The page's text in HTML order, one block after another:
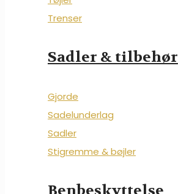
Trenser
Sadler & tilbehør
Gjorde
Sadelunderlag
Sadler
Stigremme & bøjler